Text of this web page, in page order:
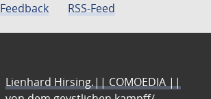
Feedback
RSS-Feed
Lienhard Hirsing.|| COMOEDIA ||